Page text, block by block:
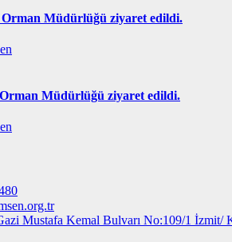
Orman Müdürlüğü ziyaret edildi.
Müdürlüğü ziyaret edildi.
Mustafa Kemal Bulvarı No:109/1 İzmit/